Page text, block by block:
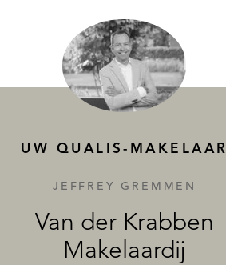
UW QUALIS-MAKELAAR
JEFFREY GREMMEN
Van der Krabben
Makelaardij